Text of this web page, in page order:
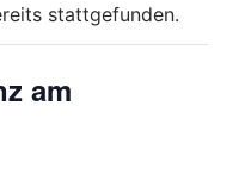
stattgefunden.
am